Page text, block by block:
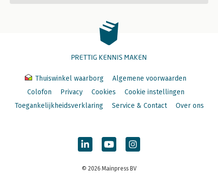
PRETTIG KENNIS MAKEN
Thuiswinkel waarborg
Algemene voorwaarden
Colofon
Privacy Cookies
Cookie instellingen
Toegankelijkheidsverklaring
Service & Contact Over ons
© 2026 Mainpress BV